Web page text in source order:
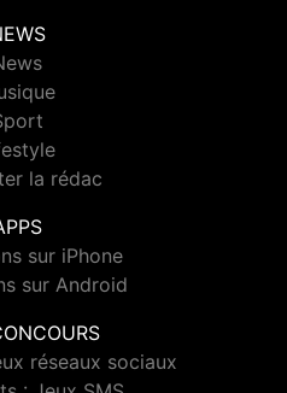
la rédac
sur iPhone
sur Android
réseaux sociaux